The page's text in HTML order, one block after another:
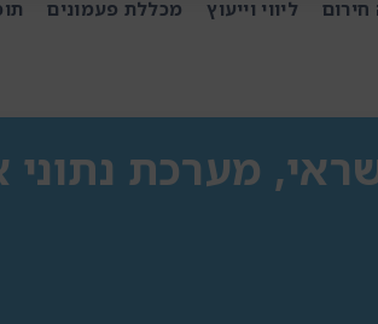
ליווי וייעוץ מכללת פעמונים
מערכת נתוני